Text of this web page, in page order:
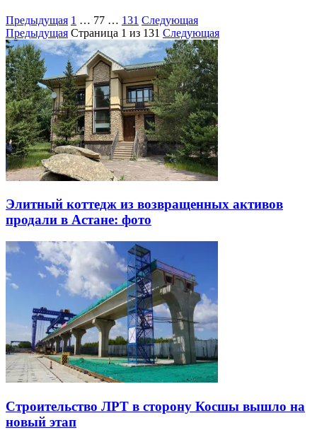
Предыдущая 1 … 77 … 131 Следующая
Предыдущая Страница 1 из 131 Следующая
Элитный коттедж из возвращенных активов
продали в Астане: фото
Строительство ЛРТ в сторону Косшы вышло на
новый этап